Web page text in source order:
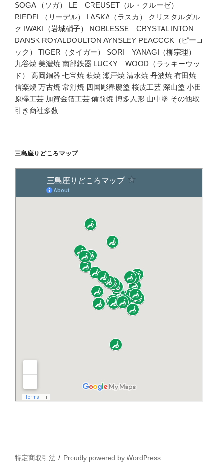
SOGA （ソガ） LE CREUSET（ル・クルーゼ）
RIEDEL（リーデル） LASKA（ラスカ） クリスタルダル
ク IWAKI（岩城硝子） NOBLESSE CRYSTAL INTON
DANSK ROYALDOULTON AYNSLEY PEACOCK（ピーコ
ック） TIGER（タイガー） SORI YANAGI（柳宗理）
九谷焼 美濃焼 南部鉄器 LUCKY WOOD（ラッキーウッ
ド） 高岡銅器 七宝焼 萩焼 瀬戸焼 清水焼 丹波焼 有田焼
信楽焼 万古焼 常滑焼 四国彫春慶塗 桜皮工芸 深山塗 小田
原欅工芸 加賀金箔工芸 備前焼 博多人形 山中塗 その他取
引き商社多数
三島座りどころマップ
特定商取引法 Proudly powered by WordPress